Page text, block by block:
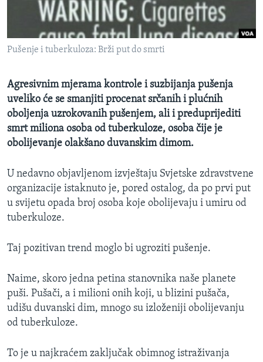
MAGAZIN
O GLASU AMERIKE
PRATITE NAS
Jezici
Pušenje i tuberkuloza: Brži put do smrti
Agresivnim mjerama kontrole i suzbijanja pušenja
uveliko će se smanjiti procenat srčanih i plućnih
oboljenja uzrokovanih pušenjem, ali i preduprijediti
smrt miliona osoba od tuberkuloze, osoba čije je
obolijevanje olakšano duvanskim dimom.
U nedavno objavljenom izvještaju Svjetske zdravstvene
organizacije istaknuto je, pored ostalog, da po prvi put
u svijetu opada broj osoba koje obolijevaju i umiru od
tuberkuloze.
Taj pozitivan trend moglo bi ugroziti pušenje.
Naime, skoro jedna petina stanovnika naše planete
puši. Pušači, a i milioni onih koji, u blizini pušača,
udišu duvanski dim, mnogo su izloženiji obolijevanju
od tuberkuloze.
To je u najkraćem zaključak obimnog istraživanja